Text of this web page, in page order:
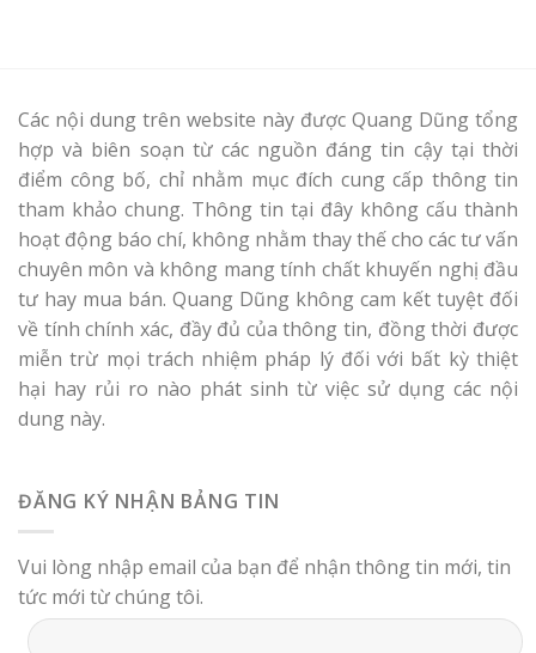
Các nội dung trên website này được Quang Dũng tổng
hợp và biên soạn từ các nguồn đáng tin cậy tại thời
điểm công bố, chỉ nhằm mục đích cung cấp thông tin
tham khảo chung. Thông tin tại đây không cấu thành
hoạt động báo chí, không nhằm thay thế cho các tư vấn
chuyên môn và không mang tính chất khuyến nghị đầu
tư hay mua bán. Quang Dũng không cam kết tuyệt đối
về tính chính xác, đầy đủ của thông tin, đồng thời được
miễn trừ mọi trách nhiệm pháp lý đối với bất kỳ thiệt
hại hay rủi ro nào phát sinh từ việc sử dụng các nội
dung này.
ĐĂNG KÝ NHẬN BẢNG TIN
Vui lòng nhập email của bạn để nhận thông tin mới, tin
tức mới từ chúng tôi.